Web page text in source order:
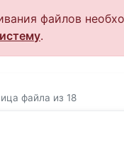
файлов
.
файла из 18